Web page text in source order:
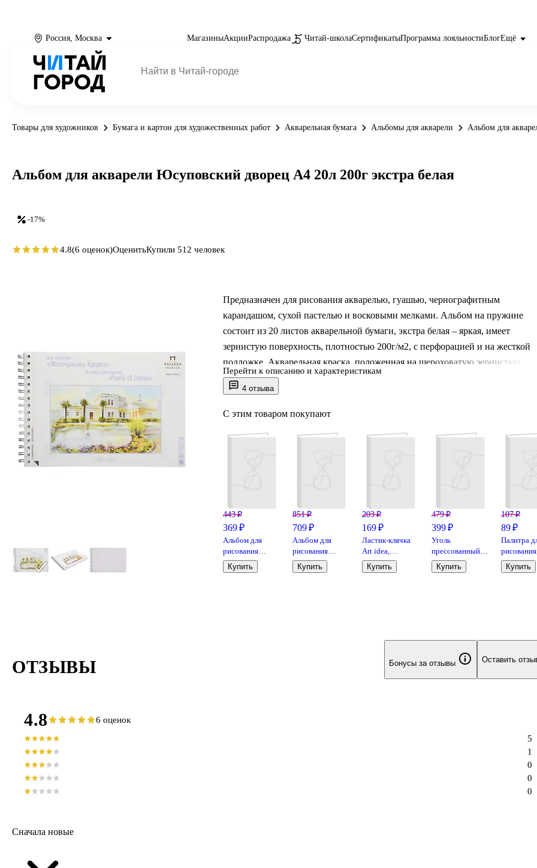
Россия, Москва МагазиныАкцииРаспродажа Читай-школаСертификатыПрограмма лояльностиБлогЕщё
Товары для художников Бумага и картон для художественных работ Акварельная бумага Альбомы для акварели Альбом для
4 отзыва
Предназначен для рисования акварелью, гуашью, чернографитным
карандашом, сухой пастелью и восковыми мелками. Альбом на пружине
состоит из 20 листов акварельной бумаги, экстра белая – яркая, имеет
зернистую поверхность, плотностью 200г/м2, с перфорацией и на жесткой
подложке. Акварельная краска, положенная на шероховатую зернистую
поверхность, на освещенной стороне выпуклости смотрится светлее и ярче,
углублении – темнее и меняет оттенок. Чередование светотеней на
бумаге создает игру цвета. Бумага подходит для размыва и большого ровного
стирания ластиком.
Перейти к описанию и характеристикам
С этим товаром покупают
443 ₽
369 ₽
Альбом для
рисования
«Петербургские
тайны» Лилия
Купить
851 ₽
709 ₽
Альбом для
рисования
«Петербургские
тайны» Лилия
Купить
203 ₽
169 ₽
Ластик-клячка
Art idea,
художественный,
для карандашей,
Купить
479 ₽
399 ₽
Уголь
прессованный,
10 штук
Купить
107 ₽
89 ₽
Палитра
овальная,
Рисовашка
Купить
-17%
Альбом для акварели Юсуповский дворец А4 20л 200г экстра белая
4.8(6 оценок)ОценитьКупили 512 человек
ОТЗЫВЫ Бонусы за отзывы Оставить
4.8 6 оценок
0
0
0
1
5
Сначала новые